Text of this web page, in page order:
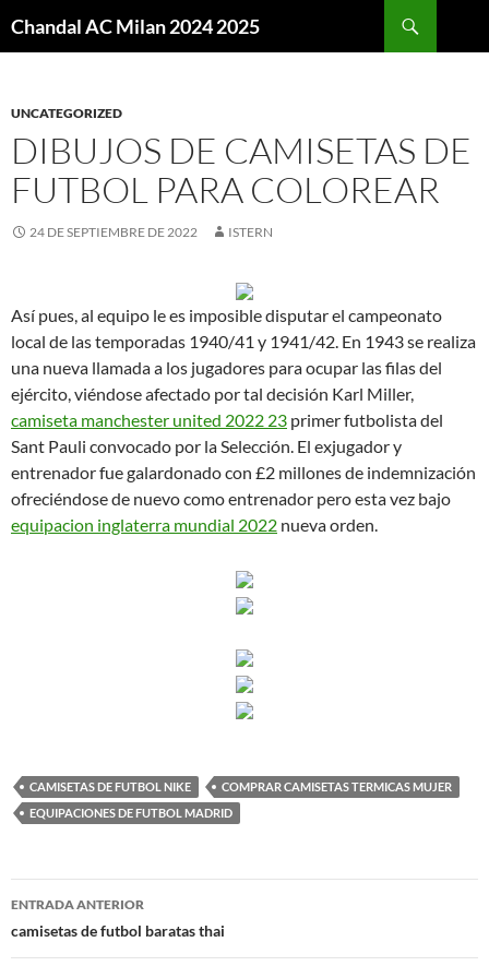
Chandal AC Milan 2024 2025
UNCATEGORIZED
DIBUJOS DE CAMISETAS DE
FUTBOL PARA COLOREAR
24 DE SEPTIEMBRE DE 2022 ISTERN
Así pues, al equipo le es imposible disputar el campeonato
local de las temporadas 1940/41 y 1941/42. En 1943 se realiza
una nueva llamada a los jugadores para ocupar las filas del
ejército, viéndose afectado por tal decisión Karl Miller,
camiseta manchester united 2022 23 primer futbolista del
Sant Pauli convocado por la Selección. El exjugador y
entrenador fue galardonado con £2 millones de indemnización
ofreciéndose de nuevo como entrenador pero esta vez bajo
equipacion inglaterra mundial 2022 nueva orden.
CAMISETAS DE FUTBOL NIKE
COMPRAR CAMISETAS TERMICAS MUJER
EQUIPACIONES DE FUTBOL MADRID
Navegación
de
ENTRADA ANTERIOR
camisetas de futbol baratas thai